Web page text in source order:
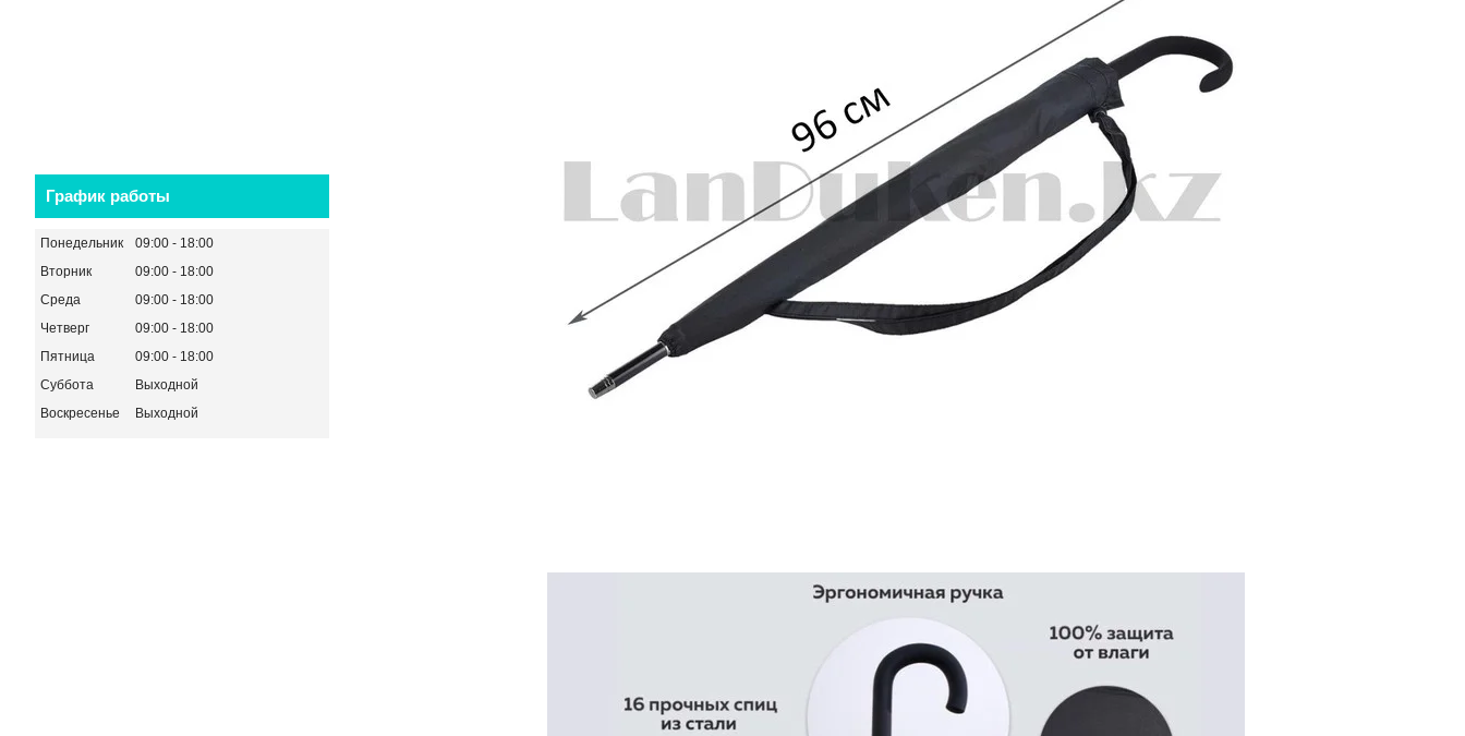
График работы
Понедельник 09:00
18:00
Вторник
09:00
18:00
Среда
09:00
18:00
Четверг
09:00
18:00
Пятница
09:00
18:00
Суббота
Выходной
Воскресенье
Выходной